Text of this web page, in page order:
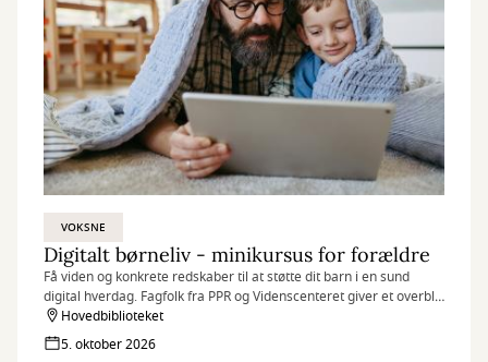
VOKSNE
Digitalt børneliv - minikursus for forældre
Få viden og konkrete redskaber til at støtte dit barn i en sund
digital hverdag. Fagfolk fra PPR og Videnscenteret giver et overblik
over, hvordan skærmtid påvirker børns udvikling.
Hovedbiblioteket
5. oktober 2026